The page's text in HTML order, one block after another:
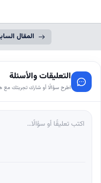
المقال
التعليقات والأسئلة
اطرح سؤالًا أو شارك تجربتك مع